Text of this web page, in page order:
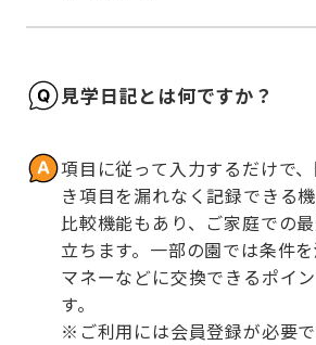
見学日記とは何ですか？
項目に従って入力するだけで
き項目を漏れなく記録できる
比較機能もあり、ご家庭での
立ちます。一部の園では条件
マネーなどに交換できるポイ
す。
※ご利用には会員登録が必要